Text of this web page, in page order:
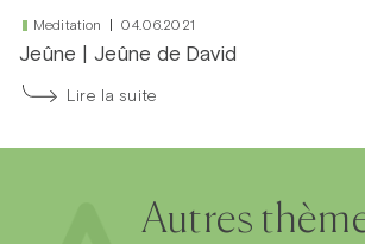
Meditation 04.06.2021
Jeûne Jeûne de David
Lire la suite
Autres